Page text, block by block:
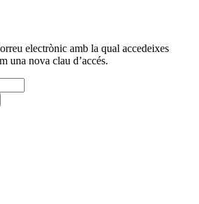
electrònic amb la qual accedeixes
una nova clau d’accés.